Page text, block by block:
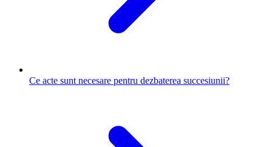
Ce acte sunt necesare pentru dezbaterea succesiunii?